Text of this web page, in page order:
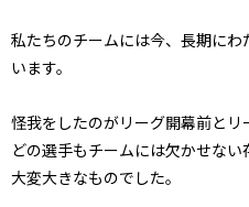
私たちのチームには今、長期に
います。
怪我をしたのがリーグ開幕前とリ
どの選手もチームには欠かせな
大変大きなものでした。